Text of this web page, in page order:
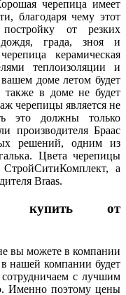
черепица имеет
благодаря чему этот
от резких
града, зноя и
керамическая
теплоизоляции и
доме летом будет
в доме не будет
черепицы является не
это должны только
производителя Браас
решений, одним из
Цвета черепицы
а
Braas.
купить от
вы можете в компании
нашей компании будет
с лучшим
Именно поэтому цены